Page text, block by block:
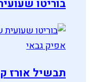
בוריטו
תבשיל אורז